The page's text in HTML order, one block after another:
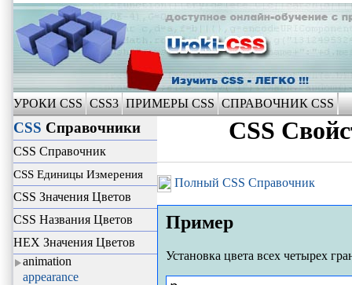
УРОКИ CSS CSS3 ПРИМЕРЫ CSS СПРАВОЧНИК CSS
CSS Справочники
CSS Справочник
CSS Единицы Измерения
CSS Значения Цветов
CSS Названия Цветов
HEX Значения Цветов
animation
appearance
CSS
Полный CSS Справочник
Пример
Установка цвета всех четырех